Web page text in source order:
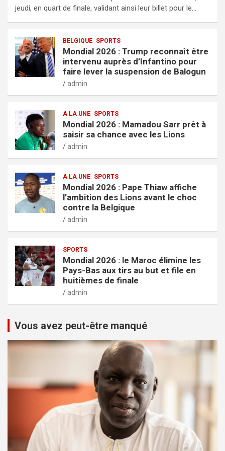
jeudi, en quart de finale, validant ainsi leur billet pour le…
BELGIQUE SPORTS
Mondial 2026 : Trump reconnaît être
intervenu auprès d’Infantino pour
faire lever la suspension de Balogun
admin
A LA UNE SPORTS
Mondial 2026 : Mamadou Sarr prêt à
saisir sa chance avec les Lions
admin
A LA UNE SPORTS
Mondial 2026 : Pape Thiaw affiche
l’ambition des Lions avant le choc
contre la Belgique
admin
SPORTS
Mondial 2026 : le Maroc élimine les
Pays-Bas aux tirs au but et file en
huitièmes de finale
admin
Vous avez peut-être manqué